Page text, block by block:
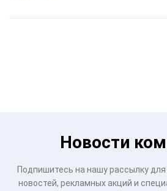
Новости
Подпишитесь на нашу рассылку
новостей, рекламных акций и